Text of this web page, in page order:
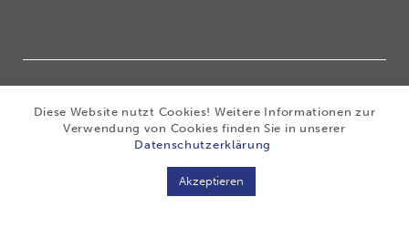
Warenzeichen der ARTIMPEX nv
| Datenschutz
|
Haftungsausschluss
Cookies |
Diese Website nutzt Cookies! Weitere Informationen zur
Verwendung von Cookies finden Sie in unserer
Datenschutzerklärung
Akzeptieren